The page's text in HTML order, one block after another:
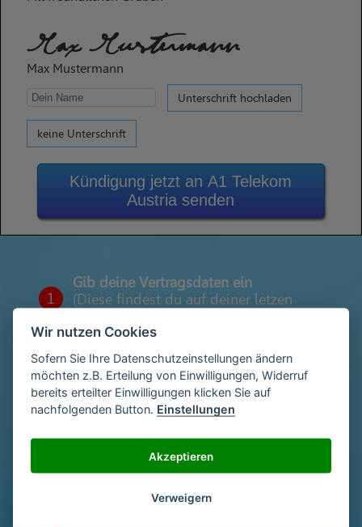
Max Mustermann
Max Mustermann
Unterschrift hochladen
keine Unterschrift
Kündigung jetzt an A1 Telekom
Austria senden
1
Gib deine Vertragsdaten ein
(Diese findest du auf deiner letzen
2
Gib deinen Namen und deine Adresse
ein
Unterschriebe das Schreiben mit deinem
Namen oder lade eine Unterschrift hoch
Wir nutzen Cookies
Sofern Sie Ihre Datenschutzeinstellungen ändern
möchten z.B. Erteilung von Einwilligungen, Widerruf
bereits erteilter Einwilligungen klicken Sie auf
nachfolgenden Button. Einstellungen
Akzeptieren
Verweigern